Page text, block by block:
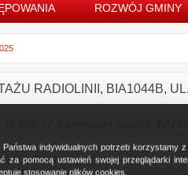
indywidualnych potrzeb korzystamy
pomocą ustawień swojej przeglądarki
stosowanie plików cookies.
ROZWÓJ GMINY
RADIOLINII, BIA1044B,